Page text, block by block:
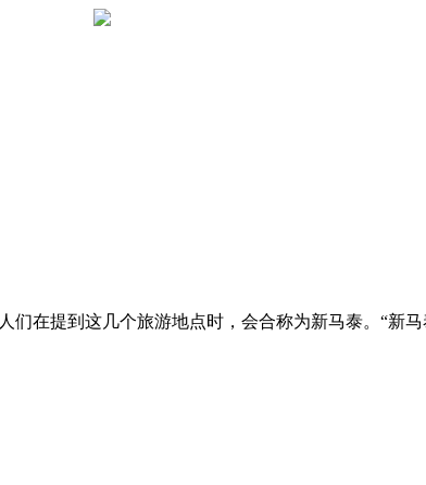
在提到这几个旅游地点时，会合称为新马泰。“新